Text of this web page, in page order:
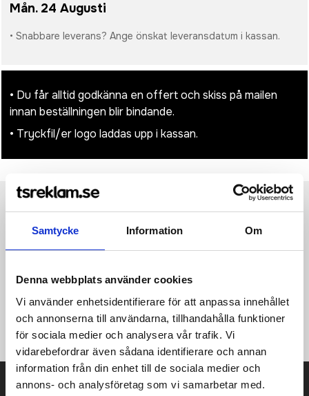
Samtycke Information Om
Denna webbplats använder cookies
Vi använder enhetsidentifierare för att anpassa innehållet
och annonserna till användarna, tillhandahålla funktioner
för sociala medier och analysera vår trafik. Vi
vidarebefordrar även sådana identifierare och annan
information från din enhet till de sociala medier och
annons- och analysföretag som vi samarbetar med.
Mån. 24 Augusti
• Snabbare leverans? Ange önskat leveransdatum i kassan.
• Du får alltid godkänna en offert och skiss på mailen
innan beställningen blir bindande.
• Tryckfil/er logo laddas upp i kassan.
·Yttertyg: 100% polyester ·Isolering: 135 g/m², 100% polyester
·Hellång dragkedja på framsidan ·Djupa ärmhål för ytterligare
komfort ·2 rymliga påsydda fickor på framsidan, 1 bröstficka
och 1 mobilficka på insidan ·Modernt längre ryggparti ·Dold
tillgång till dekoration på insidan av ryggen.
Prisuppgift på mailen?